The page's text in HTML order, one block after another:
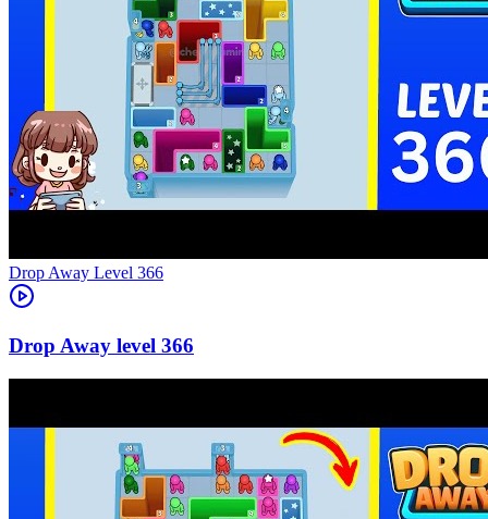
Level 366
366